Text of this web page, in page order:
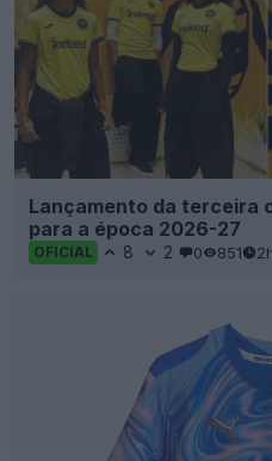
Lançamento da terceira
para a época 2026-27
OFICIAL 8 2 0 851